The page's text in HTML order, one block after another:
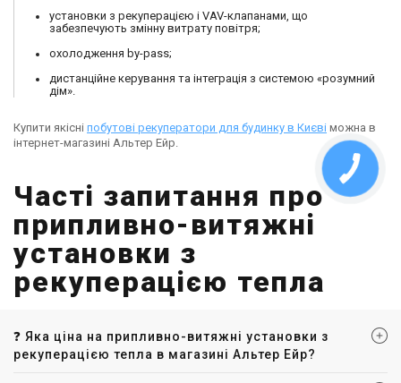
установки з рекуперацією і VAV-клапанами, що
забезпечують змінну витрату повітря;
охолодження by-pass;
дистанційне керування та інтеграція з системою «розумний
дім».
Купити якісні побутові рекуператори для будинку в Києві можна в
інтернет-магазині Альтер Ейр.
Часті запитання про
припливно-витяжні
установки з
рекуперацією тепла
❓ Яка ціна на припливно-витяжні установки з
рекуперацією тепла в магазині Альтер Ейр?